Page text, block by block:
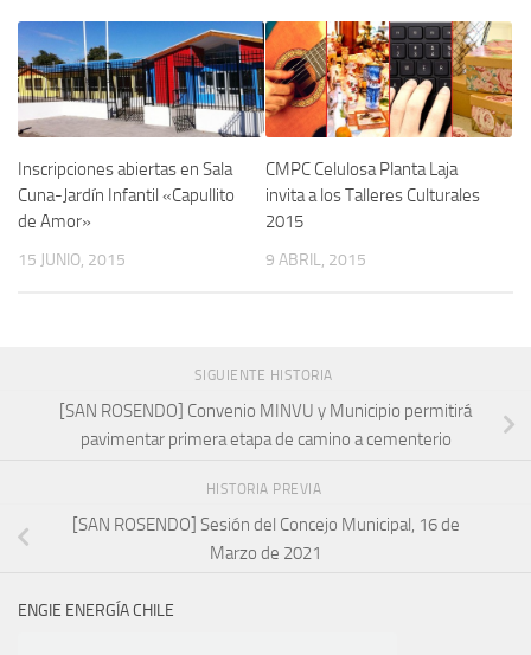
Inscripciones abiertas en Sala
Cuna-Jardín Infantil «Capullito
de Amor»
15 JUNIO, 2015
CMPC Celulosa Planta Laja
invita a los Talleres Culturales
2015
9 ABRIL, 2015
SIGUIENTE HISTORIA
[SAN ROSENDO] Convenio MINVU y Municipio permitirá
pavimentar primera etapa de camino a cementerio
HISTORIA PREVIA
[SAN ROSENDO] Sesión del Concejo Municipal, 16 de
Marzo de 2021
ENGIE ENERGÍA CHILE